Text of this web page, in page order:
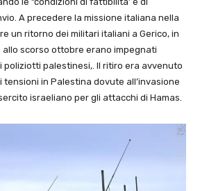
A precedere la missione italiana nella
un ritorno dei militari italiani a Gerico, in
allo scorso ottobre erano impegnati
poliziotti palestinesi,. Il ritiro era avvenuto
in Palestina dovute all’invasione
israeliano per gli attacchi di Hamas.